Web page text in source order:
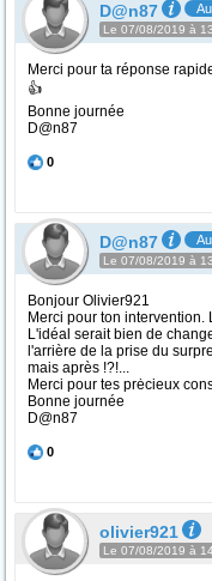
D@n87
Le 07/08/2019 à
Merci pour ta réponse
👍
Bonne journée
D@n87
0
D@n87
Le 07/08/2019 à
Bonjour Olivier921
Merci pour ton intervention.
L'idéal serait bien de
l'arrière de la prise du
mais après !?!...
Merci pour tes prėcieux
Bonne journée
D@n87
0
olivier921
Le 07/08/2019 à